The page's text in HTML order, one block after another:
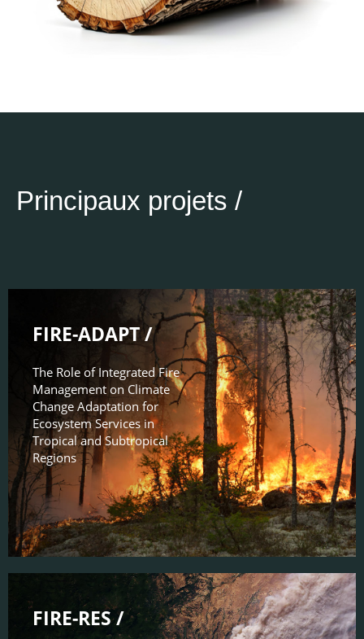
Principaux projets /
FIRE-ADAPT /
The Role of Integrated Fire
Management on Climate
Change Adaptation for
Ecosystem Services in
Tropical and Subtropical
Regions
FIRE-RES /